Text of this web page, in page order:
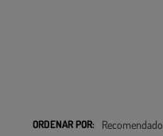
ORDENAR POR: Recomendado